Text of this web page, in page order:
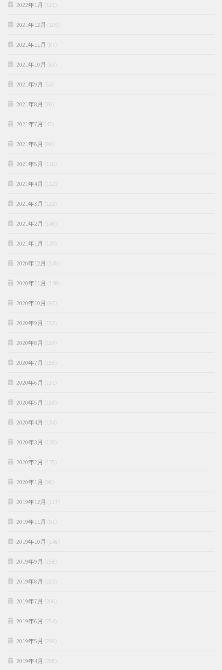
2022年1月 (121)
2021年12月 (109)
2021年11月 (87)
2021年10月 (83)
2021年9月 (53)
2021年8月 (76)
2021年7月 (42)
2021年6月 (88)
2021年5月 (116)
2021年4月 (112)
2021年3月 (122)
2021年2月 (146)
2021年1月 (130)
2020年12月 (145)
2020年11月 (148)
2020年10月 (97)
2020年9月 (153)
2020年8月 (159)
2020年7月 (159)
2020年6月 (131)
2020年5月 (158)
2020年4月 (134)
2020年3月 (120)
2020年2月 (135)
2020年1月 (98)
2019年12月 (117)
2019年11月 (91)
2019年10月 (146)
2019年9月 (158)
2019年8月 (223)
2019年7月 (206)
2019年6月 (254)
2019年5月 (299)
2019年4月 (288)